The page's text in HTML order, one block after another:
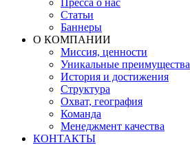
Пресса о нас
Статьи
Баннеры
О КОМПАНИИ
Миссия, ценности
Уникальные преимущества
История и достижения
Структура
Охват, география
Команда
Менеджмент качества
КОНТАКТЫ